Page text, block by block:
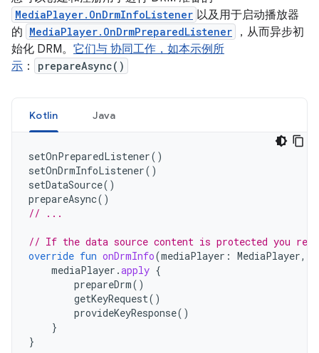
MediaPlayer.OnDrmInfoListener 以及用于启动播放器
的 MediaPlayer.OnDrmPreparedListener
，从而异步初
始化 DRM。 它们与 协同工作，如本示例所
示 ： prepareAsync()
Kotlin Java
setOnPreparedListener()
setOnDrmInfoListener()
setDataSource()
prepareAsync()
// ...
// If the data source content is protected you
override fun onDrmInfo(mediaPlayer : MediaPlayer,
mediaPlayer .apply {
prepareDrm()
getKeyRequest()
provideKeyResponse()
}
}